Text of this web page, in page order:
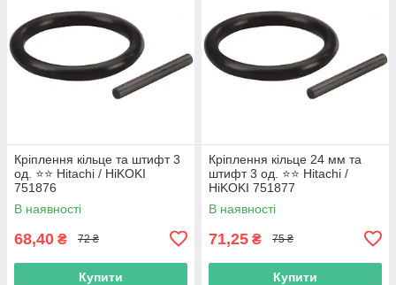
Кріплення кільце та штифт 3
од. ⭐️⭐️ Hitachi / HiKOKI
751876
В наявності
68,40 ₴ 72 ₴
Купити
Кріплення кільце 24 мм та
штифт 3 од. ⭐️⭐️ Hitachi /
HiKOKI 751877
В наявності
71,25 ₴ 75 ₴
Купити